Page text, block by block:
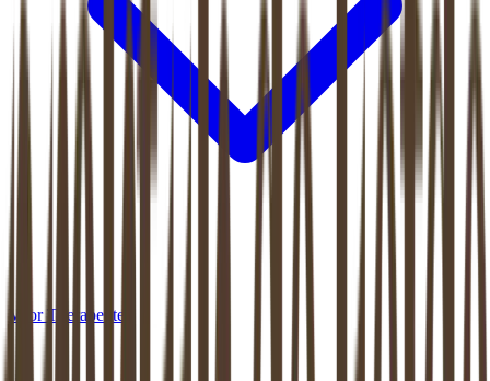
Voor Therapeuten